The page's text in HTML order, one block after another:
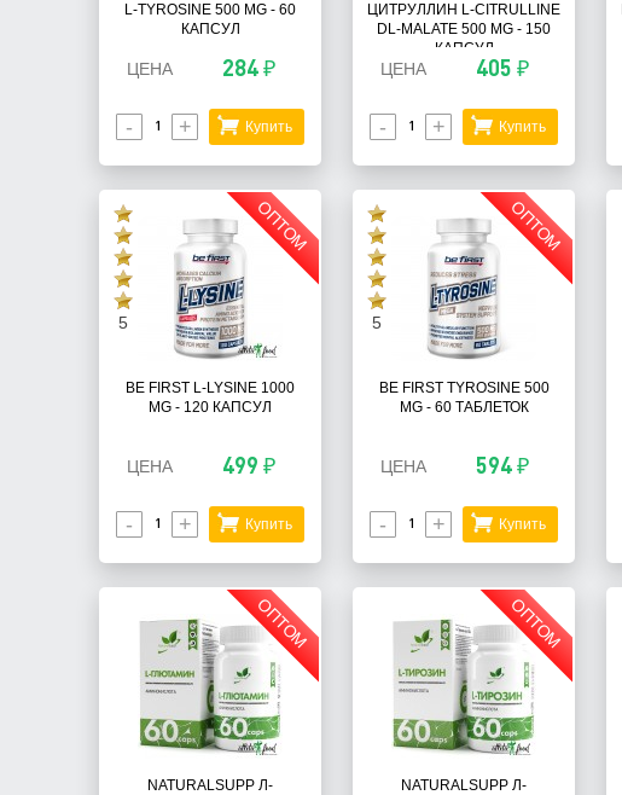
L-TYROSINE 500 MG - 60
КАПСУЛ
ЦЕНА 284 ₽
- + Купить
ЦИТРУЛЛИН L-CITRULLINE
DL-MALATE 500 MG - 150
КАПСУЛ
ЦЕНА 405 ₽
- + Купить
ОПТОМ
5
BE FIRST L-LYSINE 1000
MG - 120 КАПСУЛ
ЦЕНА 499 ₽
- + Купить
ОПТОМ
5
BE FIRST TYROSINE 500
MG - 60 ТАБЛЕТОК
ЦЕНА 594 ₽
- + Купить
ОПТОМ
NATURALSUPP Л-
ОПТОМ
NATURALSUPP Л-